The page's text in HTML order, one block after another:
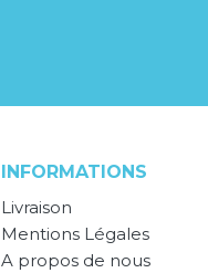
INFORMATIONS
Livraison
Mentions Légales
A propos de nous